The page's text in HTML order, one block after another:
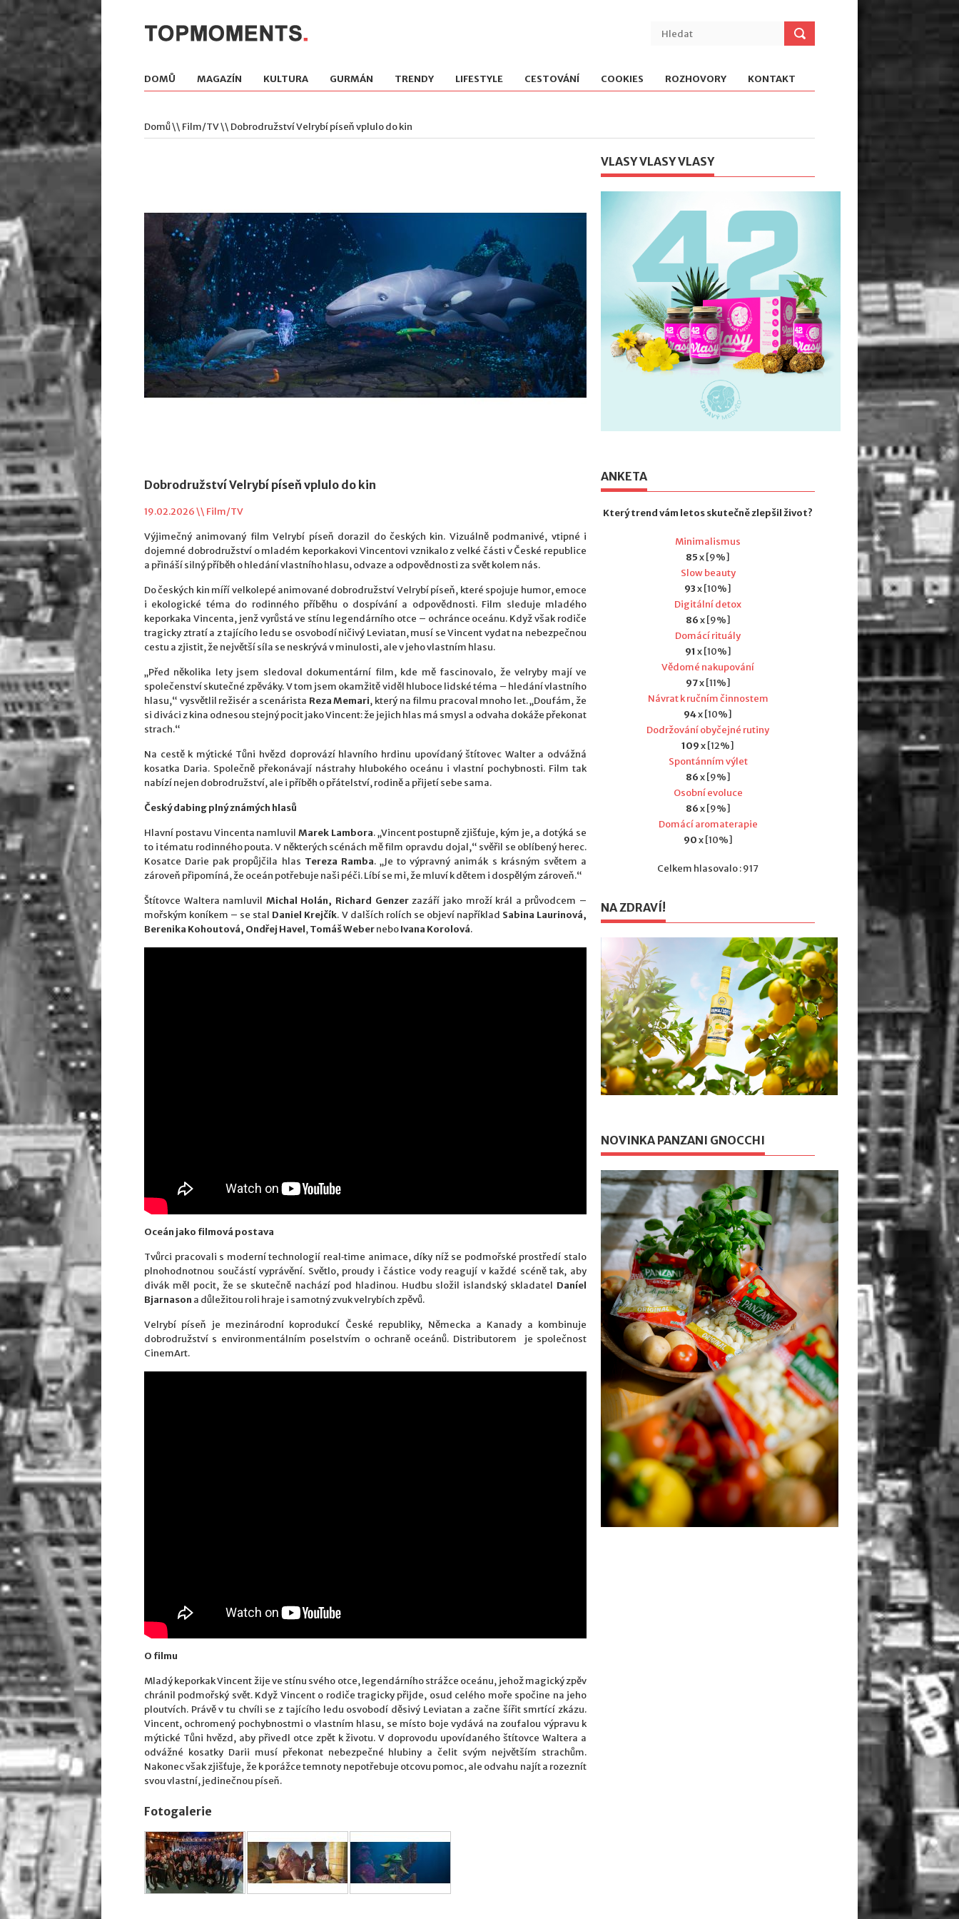
DOMŮ MAGAZÍN KULTURA GURMÁN TRENDY LIFESTYLE CESTOVÁNÍ COOKIES ROZHOVORY KONTAKT
Domů\\ Film/TV\\ Dobrodružství Velrybí píseň vplulo do kin
Dobrodružství Velrybí píseň vplulo do kin
19.02.2026 \\ Film/TV
Výjimečný animovaný film Velrybí píseň dorazil do českých kin. Vizuálně podmanivé, vtipné i
dojemné dobrodružství o mladém keporkakovi Vincentovi vznikalo z velké části v České republice
a přináší silný příběh o hledání vlastního hlasu, odvaze a odpovědnosti za svět kolem nás.
Do českých kin míří velkolepé animované dobrodružství Velrybí píseň, které spojuje humor, emoce
i ekologické téma do rodinného příběhu o dospívání a odpovědnosti. Film sleduje mladého
keporkaka Vincenta, jenž vyrůstá ve stínu legendárního otce – ochránce oceánu. Když však rodiče
tragicky ztratí a z tajícího ledu se osvobodí ničivý Leviatan, musí se Vincent vydat na nebezpečnou
cestu a zjistit, že největší síla se neskrývá v minulosti, ale v jeho vlastním hlasu.
„Před několika lety jsem sledoval dokumentární film, kde mě fascinovalo, že velryby mají ve
společenství skutečné zpěváky. V tom jsem okamžitě viděl hluboce lidské téma – hledání vlastního
hlasu,“ vysvětlil režisér a scenárista Reza Memari, který na filmu pracoval mnoho let. „Doufám, že
si diváci z kina odnesou stejný pocit jako Vincent: že jejich hlas má smysl a odvaha dokáže překonat
strach.“
Na cestě k mýtické Tůni hvězd doprovází hlavního hrdinu upovídaný štítovec Walter a odvážná
kosatka Daria. Společně překonávají nástrahy hlubokého oceánu i vlastní pochybnosti. Film tak
nabízí nejen dobrodružství, ale i příběh o přátelství, rodině a přijetí sebe sama.
Český dabing plný známých hlasů
Hlavní postavu Vincenta namluvilMarek Lambora. „Vincent postupně zjišťuje, kým je, a dotýká se
to i tématu rodinného pouta. V některých scénách mě film opravdu dojal,“ svěřil se oblíbený herec.
Kosatce Darie pak propůjčila hlas Tereza Ramba. „Je to výpravný animák s krásným světem a
zároveň připomíná, že oceán potřebuje naši péči. Líbí se mi, že mluví k dětem i dospělým zároveň.“
Štítovce Waltera namluvil Michal Holán, Richard Genzerzazáří jako mroží král a průvodcem –
mořským koníkem – se stal Daniel Krejčík. V dalších rolích se objeví například Sabina Laurinová,
Berenika Kohoutová, Ondřej Havel,Tomáš WeberneboIvana Korolová.
Oceán jako filmová postava
Tvůrci pracovali s moderní technologií real‑time animace, díky níž se podmořské prostředí stalo
plnohodnotnou součástí vyprávění. Světlo, proudy i částice vody reagují v každé scéně tak, aby
divák měl pocit, že se skutečně nachází pod hladinou. Hudbu složil islandský skladatel Daníel
Bjarnason a důležitou roli hraje i samotný zvuk velrybích zpěvů.
Velrybí píseň je mezinárodní koprodukcí České republiky, Německa a Kanady a kombinuje
dobrodružství s environmentálním poselstvím o ochraně oceánů. Distributorem je společnost
CinemArt.
O filmu
Mladý keporkak Vincent žije ve stínu svého otce, legendárního strážce oceánu, jehož magický zpěv
chránil podmořský svět. Když Vincent o rodiče tragicky přijde, osud celého moře spočine na jeho
ploutvích. Právě v tu chvíli se z tajícího ledu osvobodí děsivý Leviatan a začne šířit smrtící zkázu.
Vincent, ochromený pochybnostmi o vlastním hlasu, se místo boje vydává na zoufalou výpravu k
mýtické Tůni hvězd, aby přivedl otce zpět k životu. V doprovodu upovídaného štítovce Waltera a
odvážné kosatky Darii musí překonat nebezpečné hlubiny a čelit svým největším strachům.
Nakonec však zjišťuje, že k porážce temnoty nepotřebuje otcovu pomoc, ale odvahu najít a rozeznít
svou vlastní, jedinečnou píseň.
Fotogalerie
VLASY VLASY VLASY
ANKETA
Který trend vám letos skutečně zlepšil život?
Minimalismus
85x [9%]
Slow beauty
93x [10%]
Digitální detox
86x [9%]
Domácí rituály
91 x [10%]
Vědomé nakupování
97x [11%]
Návrat k ručním činnostem
94x [10%]
Dodržování obyčejné rutiny
109x [12%]
Spontánním výlet
86x [9%]
Osobní evoluce
86x [9%]
Domácí aromaterapie
90x [10%]
Celkem hlasovalo : 917
NA ZDRAVÍ!
NOVINKA PANZANI GNOCCHI